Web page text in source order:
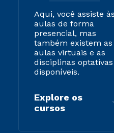
Aqui, você assiste às
aulas de forma
presencial, mas
também existem as
aulas virtuais e as
disciplinas optativas
disponíveis.
Explore os
cursos